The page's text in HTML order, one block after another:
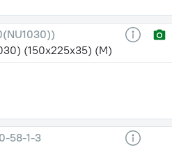
(150х225х35) (М)
58-1-3